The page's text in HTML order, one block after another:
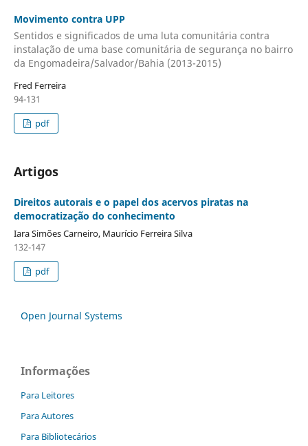
Movimento contra UPP
Sentidos e significados de uma luta comunitária contra
instalação de uma base comunitária de segurança no bairro
da Engomadeira/Salvador/Bahia (2013-2015)
Fred Ferreira
94-131
pdf
Artigos
Direitos autorais e o papel dos acervos piratas na
democratização do conhecimento
Iara Simões Carneiro, Maurício Ferreira Silva
132-147
pdf
Open Journal Systems
Informações
Para Leitores
Para Autores
Para Bibliotecários